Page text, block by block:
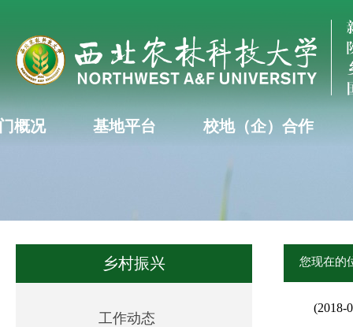
概况 基地平台 校地（企）合作
乡村振兴
工作动态
您现在的
(2018-